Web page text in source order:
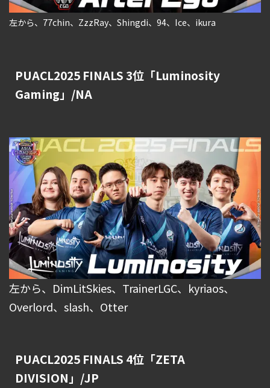
左から、77chin、ZzzRay、Shingdi、94、Ice、ikura
PUACL2025 FINALS 3位「Luminosity
Gaming」/NA
左から、DimLitSkies、TrainerLGC、kyriaos、
Overlord、slash、Otter
PUACL2025 FINALS 4位「ZETA
DIVISION」/JP